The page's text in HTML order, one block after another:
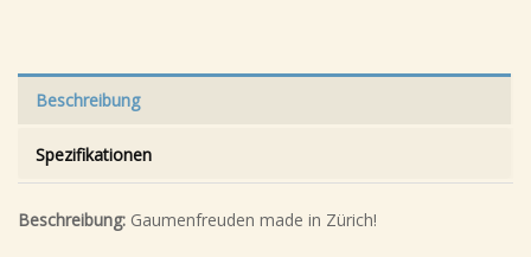
Beschreibung
Spezifikationen
Beschreibung: Gaumenfreuden made in Zürich!